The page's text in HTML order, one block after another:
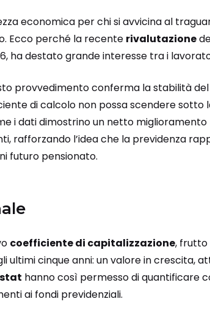
economica per chi si avvicina al
Ecco perché la recente rivalutazione
ha destato grande interesse tra i
provvedimento conferma la stabilità
di calcolo non possa scendere sotto
i dati dimostrino un netto
rafforzando l’idea che la previdenza
futuro pensionato.
coefficiente di capitalizzazione, frutto
ultimi cinque anni: un valore in crescita,
hanno così permesso di quantificare
ai fondi previdenziali.